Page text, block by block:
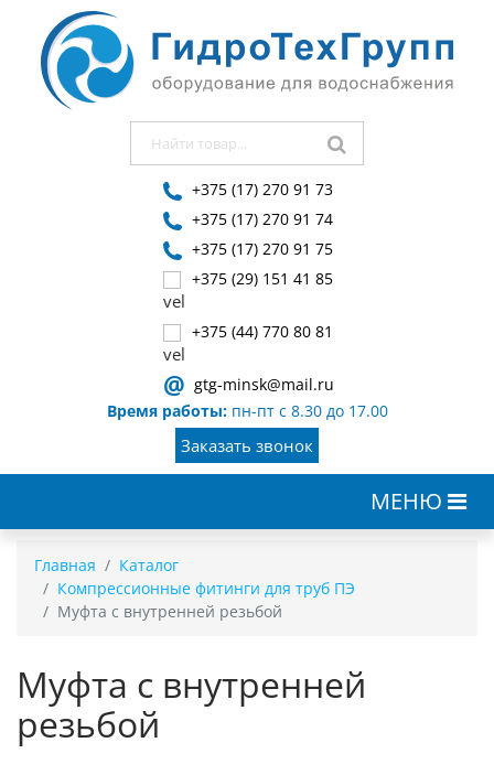
+375 (17) 270 91 73
+375 (17) 270 91 74
+375 (17) 270 91 75
+375 (29) 151 41 85
+375 (44) 770 80 81
@ gtg-minsk@mail.ru
Время работы:пн-пт с 8.30 до 17.00
Заказать звонок
МЕНЮ
Главная
Каталог
Компрессионные фитинги для труб ПЭ
Муфта с внутренней резьбой
Муфта с внутренней
резьбой